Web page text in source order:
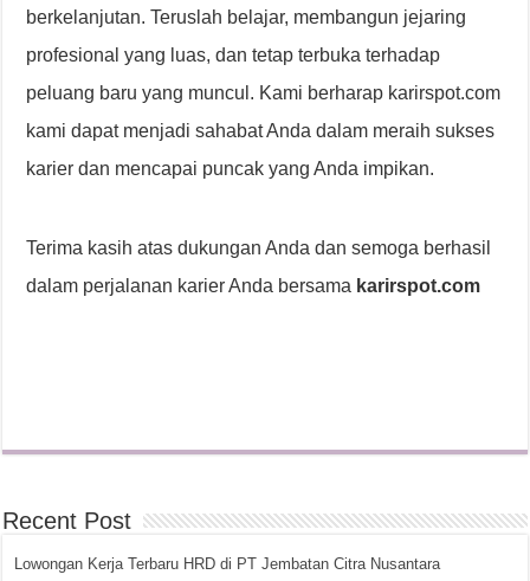
berkelanjutan. Teruslah belajar, membangun jejaring
profesional yang luas, dan tetap terbuka terhadap
peluang baru yang muncul. Kami berharap karirspot.com
kami dapat menjadi sahabat Anda dalam meraih sukses
karier dan mencapai puncak yang Anda impikan.
Terima kasih atas dukungan Anda dan semoga berhasil
dalam perjalanan karier Anda bersama karirspot.com
Recent Post
Lowongan Kerja Terbaru HRD di PT Jembatan Citra Nusantara